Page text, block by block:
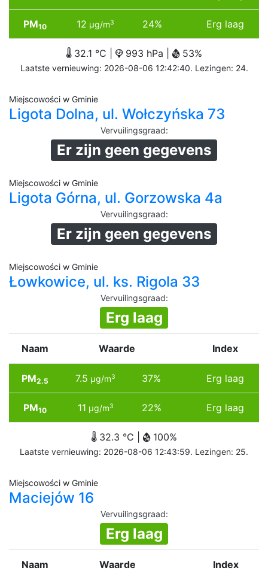
PM10 12 µg/m3 24% Erg laag
32.1 °C | 993 hPa | 53%
Laatste vernieuwing: 2026-08-06 12:42:40. Lezingen: 24.
Miejscowości w Gminie
Ligota Dolna, ul. Wołczyńska 73
Vervuilingsgraad:
Er zijn geen gegevens
Miejscowości w Gminie
Ligota Górna, ul. Gorzowska 4a
Vervuilingsgraad:
Er zijn geen gegevens
Miejscowości w Gminie
Łowkowice, ul. ks. Rigola 33
Vervuilingsgraad:
Erg laag
Naam Waarde Index
PM2.5 7.5 µg/m3 37% Erg laag
PM10 11 µg/m3 22% Erg laag
32.3 °C | 100%
Laatste vernieuwing: 2026-08-06 12:43:59. Lezingen: 25.
Miejscowości w Gminie
Maciejów 16
Vervuilingsgraad:
Erg laag
Naam Waarde Index